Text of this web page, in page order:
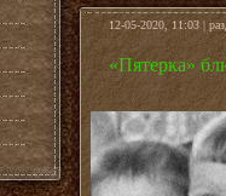
12-05-2020, 11:03 |
«Пятерка»